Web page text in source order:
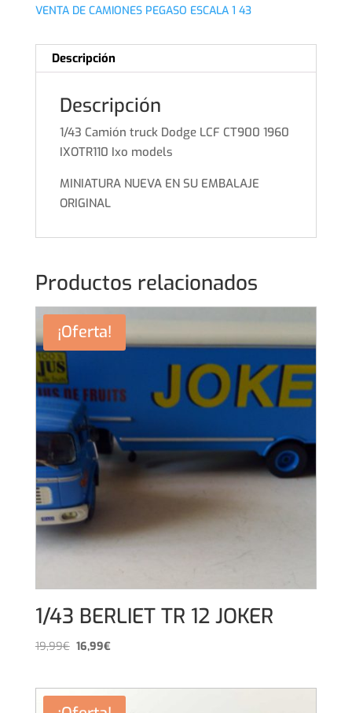
VENTA DE CAMIONES PEGASO ESCALA 1 43
Descripción
Descripción
1/43 Camión truck Dodge LCF CT900 1960
IXOTR110 Ixo models
MINIATURA NUEVA EN SU EMBALAJE
ORIGINAL
Productos relacionados
¡Oferta!
1/43 BERLIET TR 12 JOKER
19,99€El
era:
16,99€El
es: